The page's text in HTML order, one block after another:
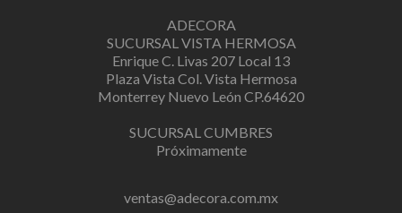
ADECORA
SUCURSAL VISTA HERMOSA
Enrique C. Livas 207 Local 13
Plaza Vista Col. Vista Hermosa
Monterrey Nuevo León CP.64620
SUCURSAL CUMBRES
Próximamente
ventas@adecora.com.mx